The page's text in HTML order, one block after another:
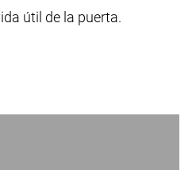
útil de la puerta.